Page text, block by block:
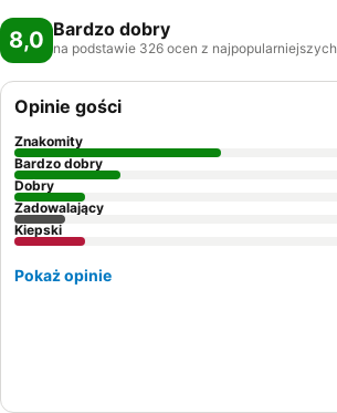
8,0 Bardzo dobry
na podstawie 326 ocen z najpopularniejszych
Opinie gości
Znakomity
Bardzo dobry
Dobry
Zadowalający
Kiepski
Pokaż opinie